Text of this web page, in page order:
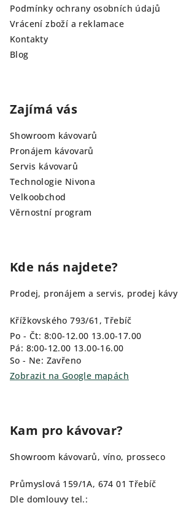
Podmínky ochrany osobních údajů
Vrácení zboží a reklamace
Kontakty
Blog
Zajímá vás
Showroom kávovarů
Pronájem kávovarů
Servis kávovarů
Technologie Nivona
Velkoobchod
Věrnostní program
Kde nás najdete?
Prodej, pronájem a servis, prodej kávy
Křížkovského 793/61, Třebíč
Po - Čt: 8:00-12.00 13.00-17.00
Pá: 8:00-12.00 13.00-16.00
So - Ne: Zavřeno
Zobrazit na Google mapách
Kam pro kávovar?
Showroom kávovarů, víno, prosseco
Průmyslová 159/1A, 674 01 Třebíč
Dle domlouvy tel.: